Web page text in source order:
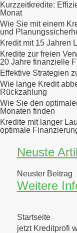
Kurzzeitkredite:
Monat
Wie Sie mit einem
und
Kredit mit 15 Jahren
Kredite zur freien
20 Jahre finanzielle
Effektive Strategien
Wie lange Kredit
Rückzahlung
Wie Sie den
Monaten finden
Kredite mit langer
optimale
Neuste
Neuster Beitrag
Weitere
Startseite
jetzt Kreditprofi